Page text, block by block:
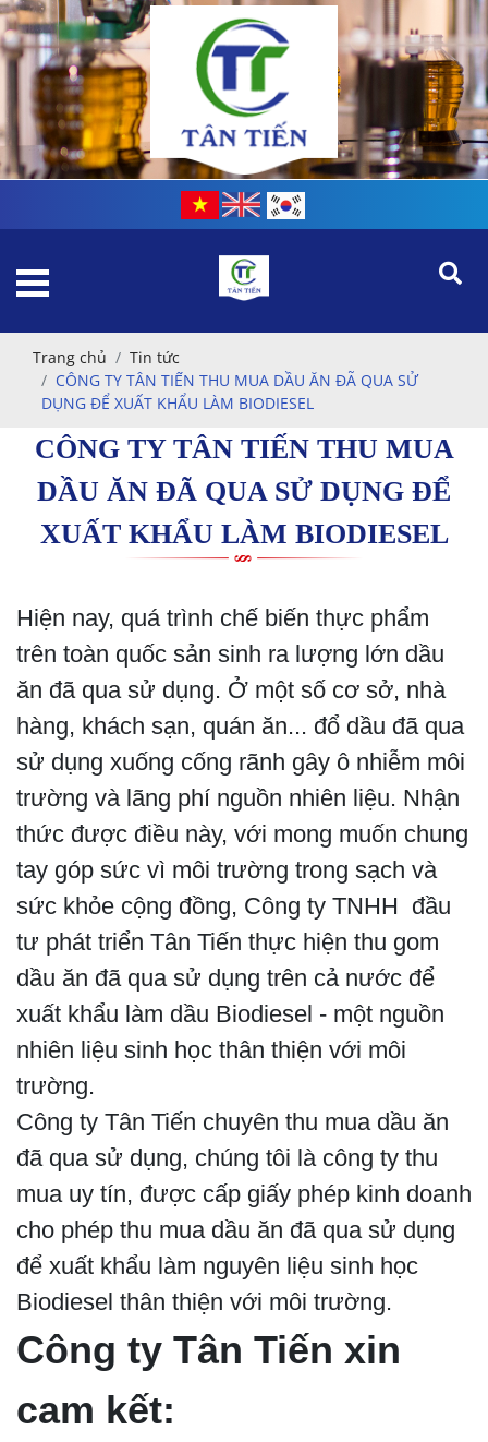
Trang chủ
Tin tức
CÔNG TY TÂN TIẾN THU MUA DẦU ĂN ĐÃ QUA SỬ
DỤNG ĐỂ XUẤT KHẨU LÀM BIODIESEL
CÔNG TY TÂN TIẾN THU MUA
DẦU ĂN ĐÃ QUA SỬ DỤNG ĐỂ
XUẤT KHẨU LÀM BIODIESEL
Hiện nay, quá trình chế biến thực phẩm
trên toàn quốc sản sinh ra lượng lớn dầu
ăn đã qua sử dụng. Ở một số cơ sở, nhà
hàng, khách sạn, quán ăn... đổ dầu đã qua
sử dụng xuống cống rãnh gây ô nhiễm môi
trường và lãng phí nguồn nhiên liệu. Nhận
thức được điều này, với mong muốn chung
tay góp sức vì môi trường trong sạch và
sức khỏe cộng đồng, Công ty TNHH đầu
tư phát triển Tân Tiến thực hiện thu gom
dầu ăn đã qua sử dụng trên cả nước để
xuất khẩu làm dầu Biodiesel - một nguồn
nhiên liệu sinh học thân thiện với môi
trường.
Công ty Tân Tiến chuyên thu mua dầu ăn
đã qua sử dụng, chúng tôi là công ty thu
mua uy tín, được cấp giấy phép kinh doanh
cho phép thu mua dầu ăn đã qua sử dụng
để xuất khẩu làm nguyên liệu sinh học
Biodiesel thân thiện với môi trường.
Công ty Tân Tiến xin
cam kết: